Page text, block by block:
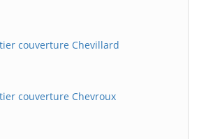
couverture Chevillard
couverture Chevroux